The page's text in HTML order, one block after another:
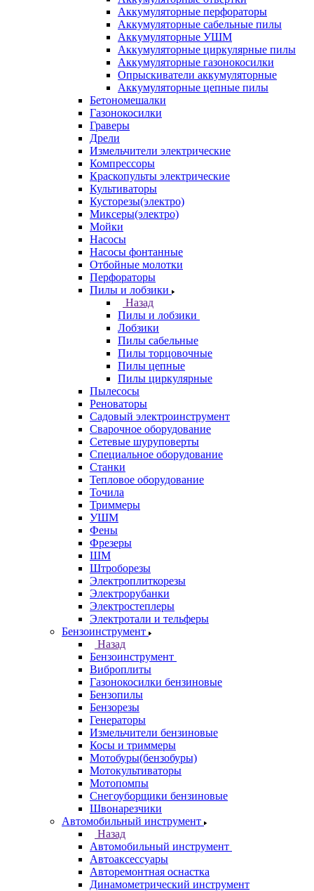
Аккумуляторные перфораторы
Аккумуляторные сабельные пилы
Аккумуляторные УШМ
Аккумуляторные циркулярные пилы
Аккумуляторные газонокосилки
Опрыскиватели аккумуляторные
Аккумуляторные цепные пилы
Бетономешалки
Газонокосилки
Граверы
Дрели
Измельчители электрические
Компрессоры
Краскопульты электрические
Культиваторы
Кусторезы(электро)
Миксеры(электро)
Мойки
Насосы
Насосы фонтанные
Отбойные молотки
Перфораторы
Пилы и лобзики
Назад
Пилы и лобзики
Лобзики
Пилы сабельные
Пилы торцовочные
Пилы цепные
Пилы циркулярные
Пылесосы
Реноваторы
Садовый электроинструмент
Сварочное оборудование
Сетевые шуруповерты
Специальное оборудование
Станки
Тепловое оборудование
Точила
Триммеры
УШМ
Фены
Фрезеры
ШМ
Штроборезы
Электроплиткорезы
Электрорубанки
Электростеплеры
Электротали и тельферы
Бензоинструмент
Назад
Бензоинструмент
Виброплиты
Газонокосилки бензиновые
Бензопилы
Бензорезы
Генераторы
Измельчители бензиновые
Косы и триммеры
Мотобуры(бензобуры)
Мотокультиваторы
Мотопомпы
Снегоуборщики бензиновые
Швонарезчики
Автомобильный инструмент
Назад
Автомобильный инструмент
Автоаксессуары
Авторемонтная оснастка
Динамометрический инструмент